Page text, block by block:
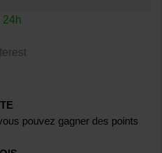
24h
pouvez gagner des points